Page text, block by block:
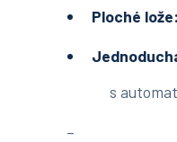
Ploché lože:
s